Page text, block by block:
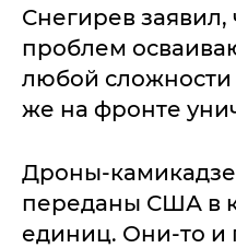
Снегирев заявил,
проблем
любой сложности
же на фронте
Дроны-
переданы США в
единиц. Они-то и